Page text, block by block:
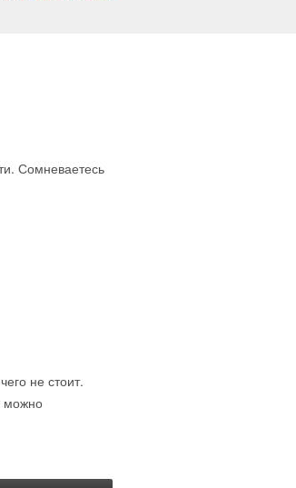
Сомневаетесь
не стоит.
можно